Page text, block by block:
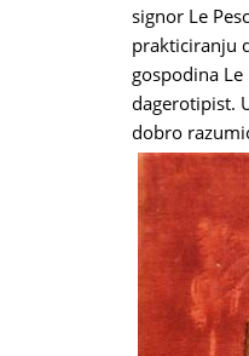
signor Le
prakticiranju
gospodina
dagerotipist.
dobro